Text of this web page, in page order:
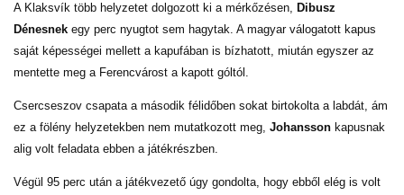
A Klaksvík több helyzetet dolgozott ki a mérkőzésen, Dibusz
Dénesnek egy perc nyugtot sem hagytak. A magyar válogatott kapus
saját képességei mellett a kapufában is bízhatott, miután egyszer az
mentette meg a Ferencvárost a kapott góltól.
Csercseszov csapata a második félidőben sokat birtokolta a labdát, ám
ez a fölény helyzetekben nem mutatkozott meg, Johansson kapusnak
alig volt feladata ebben a játékrészben.
Végül 95 perc után a játékvezető úgy gondolta, hogy ebből elég is volt